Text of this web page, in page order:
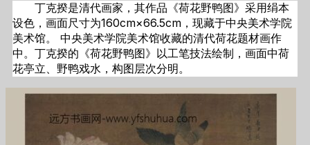
丁克揆是清代画家，其作品《荷花野鸭图》采用绢本
设色，画面尺寸为160cm×66.5cm，现藏于中央美术学院
美术馆。 中央美术学院美术馆收藏的清代荷花题材画作
中。丁克揆的《荷花野鸭图》以工笔技法绘制，画面中荷
花亭立、野鸭戏水，构图层次分明。